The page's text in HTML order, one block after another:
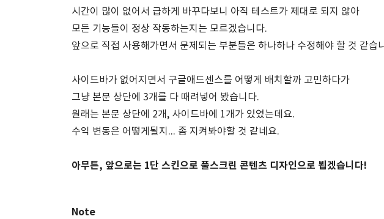
시간이 많이 없어서 급하게 바꾸다보니 아직 테스트가 제대로 되지 않아
모든 기능들이 정상 작동하는지는 모르겠습니다.
앞으로 직접 사용해가면서 문제되는 부분들은 하나하나 수정해야 할 것 같습
사이드바가 없어지면서 구글애드센스를 어떻게 배치할까 고민하다가
그냥 본문 상단에 3개를 다 때려넣어 봤습니다.
원래는 본문 상단에 2개, 사이드바에 1개가 있었는데요.
수익 변동은 어떻게될지... 좀 지켜봐야할 것 같네요.
아무튼, 앞으로는 1단 스킨으로 풀스크린 콘텐츠 디자인으로 뵙겠습니다!
Note